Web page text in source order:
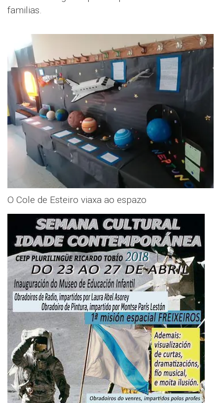
familias.
O Cole de Esteiro viaxa ao espazo